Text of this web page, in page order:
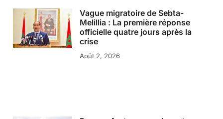
Vague migratoire de Sebta-
Melillia : La première réponse
officielle quatre jours après la
crise
Août 2, 2026